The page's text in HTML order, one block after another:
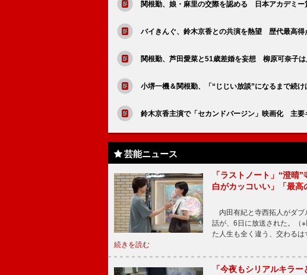
関根勤、娘・麻里の交際を認める 日本アカデミー
バイきんぐ、鈴木京香との共演を熱望 歴代最高得
関根勤、芦田愛菜と51歳差婚を妄想 柳原可奈子
小堺一機＆関根勤、「“じじい放談”になるまで続
鈴木京香主演で「セカンドバージン」映画化 主要
芸能ニュース
「ラストノート」“澄晴
白がカッコいい」「最高
内田有紀と寺西拓人がダブ
話が、6日に放送された。（
た人生も全く違う、交わる
続きを読む
「今夜もシリアルキラ